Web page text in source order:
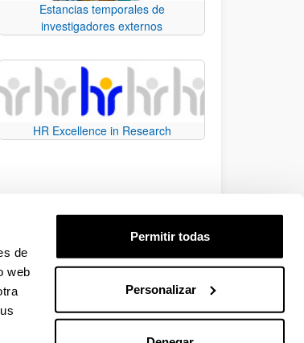
de
web
Permitir todas
Personalizar
Estancias temporales de
investigadores externos
HR Excellence in Research